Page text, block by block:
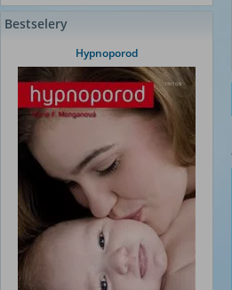
Bestselery
Hypnoporod